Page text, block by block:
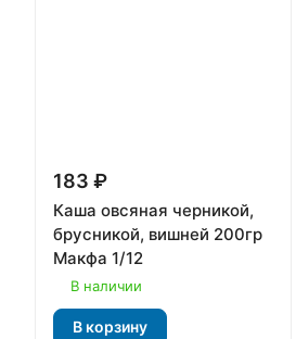
183 ₽
Каша овсяная черникой,
брусникой, вишней 200гр
Макфа 1/12
В наличии
В корзину